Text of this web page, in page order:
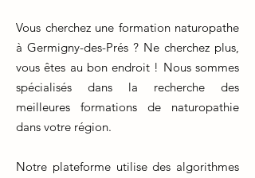
Vous cherchez une formation naturopathe
à Germigny-des-Prés ? Ne cherchez plus,
vous êtes au bon endroit ! Nous sommes
spécialisés dans la recherche des
meilleures formations de naturopathie
dans votre région.
Notre plateforme utilise des algorithmes